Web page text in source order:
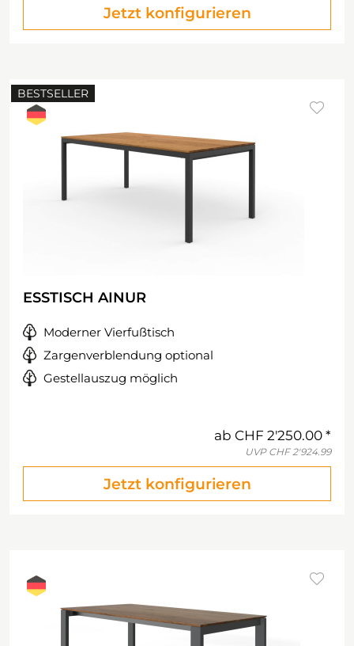
Jetzt konfigurieren
BESTSELLER
ESSTISCH AINUR
Moderner Vierfußtisch
Zargenverblendung optional
Gestellauszug möglich
ab CHF 2'250.00
UVP CHF 2'924.99
Jetzt konfigurieren